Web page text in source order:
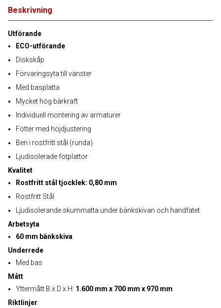
Beskrivning
Utförande
ECO-utförande
Diskskåp
Förvaringsyta till vänster
Med basplatta
Mycket hög bärkraft
Individuell montering av armaturer
Fötter med höjdjustering
Ben i rostfritt stål (runda)
Ljudisolerade fotplattor
Kvalitet
Rostfritt stål tjocklek: 0,80 mm
Rostfritt Stål
Ljudisolerande skummatta under bänkskivan och handfatet
Arbetsyta
60 mm bänkskiva
Underrede
Med bas
Mått
Yttermått B x D x H: 1.600 mm x 700 mm x 970 mm
Riktlinjer